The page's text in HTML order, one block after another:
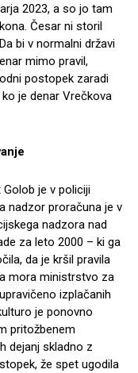
2023, a so jo tam
Česar ni storil
bi v normalni državi
mimo pravil,
postopek zaradi
je denar Vrečkova
je v policiji
nadzor proračuna je v
nadzora nad
za leto 2000 – ki ga
da je kršil pravila
mora ministrstvo za
izplačanih
je ponovno
pritožbenem
dejanj skladno z
že spet ugodila